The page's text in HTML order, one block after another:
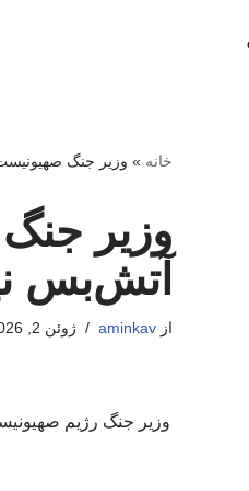
خانه » وزیر جنگ
وزیر
آتش‌بس
ازaminkav ژوئن 2, 2026
وزیر جنگ رژیم